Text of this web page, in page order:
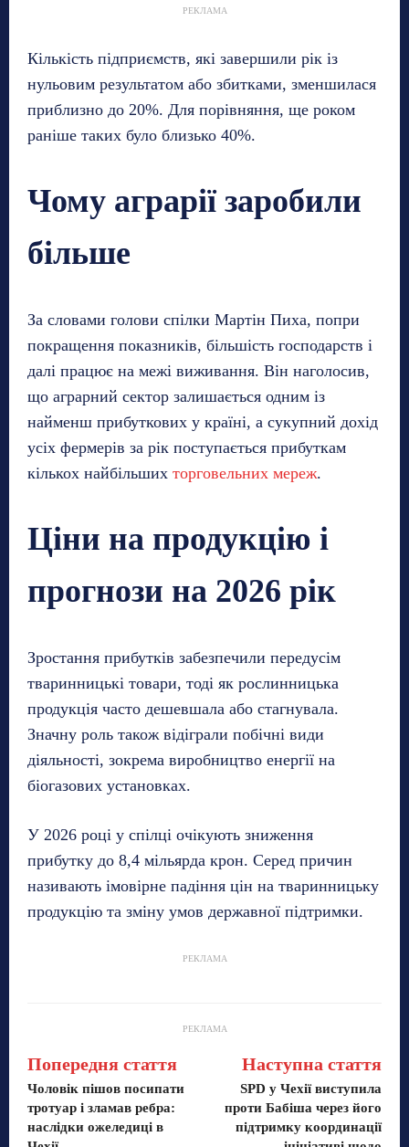
РЕКЛАМА
Кількість підприємств, які завершили рік із
нульовим результатом або збитками, зменшилася
приблизно до 20%. Для порівняння, ще роком
раніше таких було близько 40%.
Чому аграрії заробили
більше
За словами голови спілки Мартін Пиха, попри
покращення показників, більшість господарств і
далі працює на межі виживання. Він наголосив,
що аграрний сектор залишається одним із
найменш прибуткових у країні, а сукупний дохід
усіх фермерів за рік поступається прибуткам
кількох найбільших торговельних мереж.
Ціни на продукцію і
прогнози на 2026 рік
Зростання прибутків забезпечили передусім
тваринницькі товари, тоді як рослинницька
продукція часто дешевшала або стагнувала.
Значну роль також відіграли побічні види
діяльності, зокрема виробництво енергії на
біогазових установках.
У 2026 році у спілці очікують зниження
прибутку до 8,4 мільярда крон. Серед причин
називають імовірне падіння цін на тваринницьку
продукцію та зміну умов державної підтримки.
РЕКЛАМА
РЕКЛАМА
Попередня стаття
Чоловік пішов посипати
тротуар і зламав ребра:
наслідки ожеледиці в
Наступна стаття
SPD у Чехії виступила
проти Бабіша через його
підтримку координації